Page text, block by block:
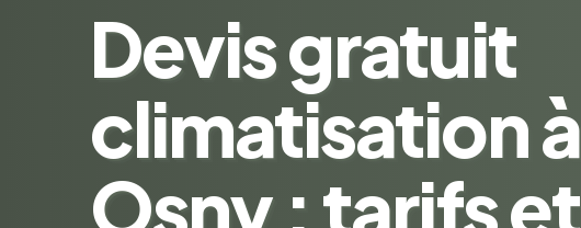
Devis gratuit
climatisation à
Osny : tarifs et